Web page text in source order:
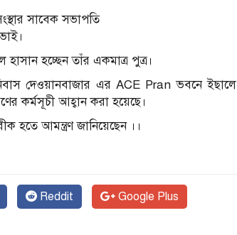
সাবেক সভাপতি
হচ্ছেন তাঁর একমাত্র পুত্র।
দেওয়ানবাজার এর ACE Pran ভবনে ইছালে
কর্মসূচী আহ্বান করা হয়েছে।
হতে আমন্ত্রণ জানিয়েছেন ।।
Reddit Google Plus